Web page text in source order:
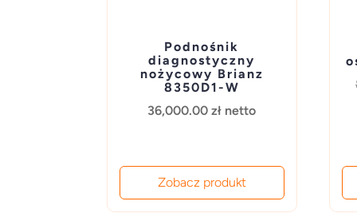
Podnośnik
diagnostyczny
nożycowy Brianz
8350D1-W
36,000.00zł netto
Zobacz produkt